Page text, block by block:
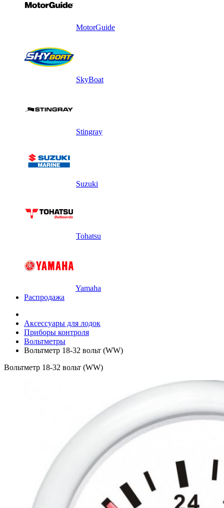
MotorGuide
SkyBoat
Stingray
Suzuki
Tohatsu
Yamaha
Распродажа
Аксессуары для лодок
Приборы контроля
Вольтметры
Вольтметр 18-32 вольт (WW)
Вольтметр 18-32 вольт (WW)